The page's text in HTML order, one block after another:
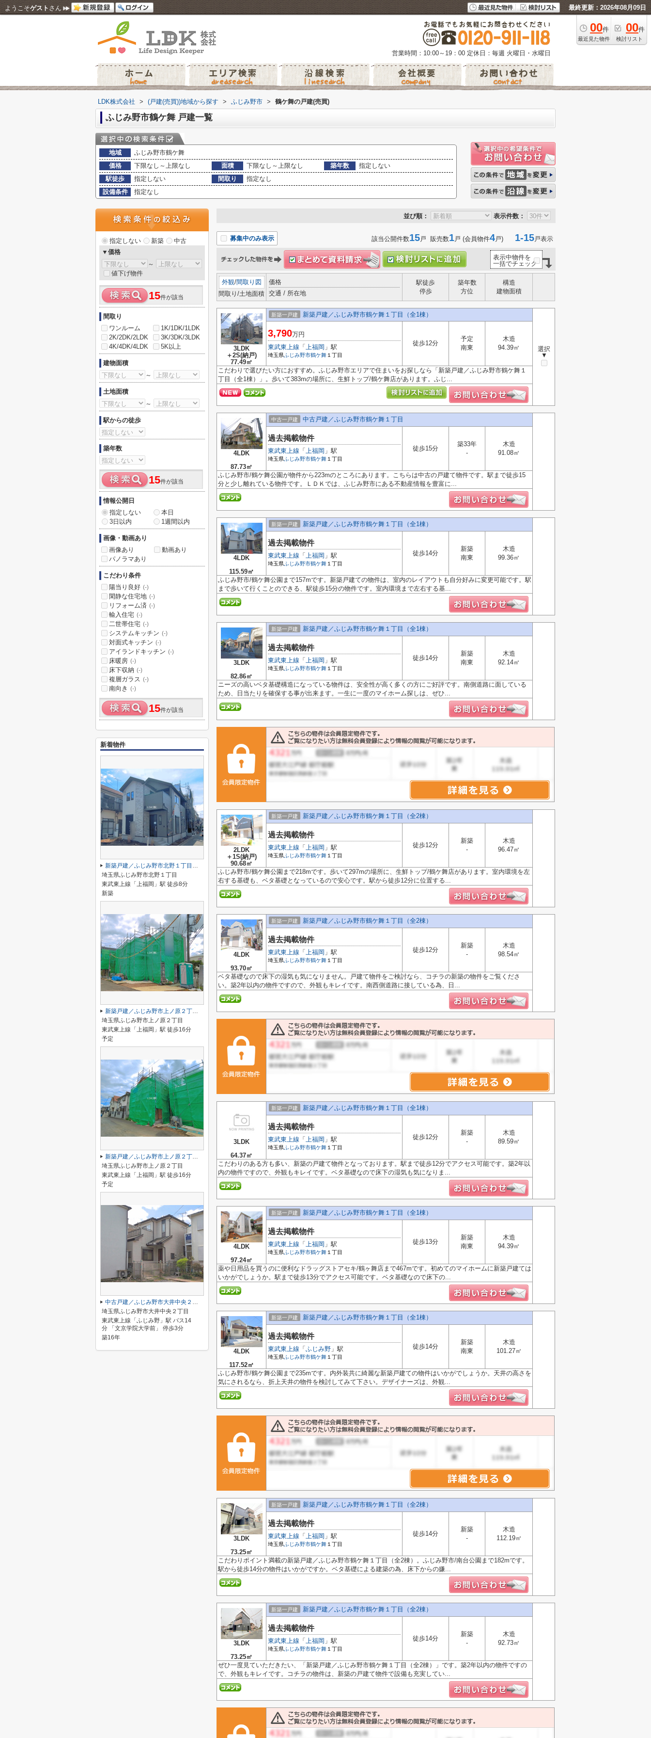
ようこそゲスト さん 最終更新：2026年08月09日
00件
最近見た物件
00件
検討リスト
営業時間：10:00～19：00 定休日：毎週 火曜日・水曜日
LDK株式会社 > (戸建(売買))地域から探す > ふじみ野市 > 鶴ケ舞の戸建(売買)
ふじみ野市鶴ケ舞 戸建一覧
地域
ふじみ野市鶴ケ舞
価格
下限なし～上限なし 面積 下限なし～上限なし 築年数
指定しない
駅徒歩
指定しない 間取り
指定なし
設備条件
指定なし
並び順： 表示件数：
募集中のみ表示 該当公開件数15戸 販売数1戸 (会員物件4戸) 1-15戸表示
表示中物件を
一括でチェック
外観/間取り図
間取り/土地面積
価格
交通 / 所在地
駅徒歩
停歩
築年数
方位
構造
建物面積
3LDK
＋2S(納戸)
77.49㎡
新築一戸建 新築戸建／ふじみ野市鶴ケ舞１丁目（全1棟）
選択
▼
3,790万円
東武東上線 「 上福岡 」駅
埼玉県ふじみ野市鶴ケ舞 １丁目
徒歩12分
予定
南東
木造
94.39㎡
こだわりで選びたい方におすすめ。ふじみ野市エリアで住まいをお探しなら「新築戸建／ふじみ野市鶴ケ舞１
丁目（全1棟）」。歩いて383mの場所に、生鮮トップ/鶴ケ舞店があります。ふじ...
4LDK
87.73㎡
中古一戸建 中古戸建／ふじみ野市鶴ケ舞１丁目
過去掲載物件
東武東上線 「 上福岡 」駅
埼玉県ふじみ野市鶴ケ舞 １丁目
徒歩15分
築33年
-
木造
91.08㎡
ふじみ野市/鶴ケ舞公園が物件から223mのところにあります。こちらは中古の戸建て物件です。駅まで徒歩15
分と少し離れている物件です。ＬＤＫでは、ふじみ野市にある不動産情報を豊富に...
4LDK
115.59㎡
新築一戸建 新築戸建／ふじみ野市鶴ケ舞１丁目（全1棟）
過去掲載物件
東武東上線 「 上福岡 」駅
埼玉県ふじみ野市鶴ケ舞 １丁目
徒歩14分
新築
南東
木造
99.36㎡
ふじみ野市/鶴ケ舞公園まで157mです。新築戸建ての物件は、室内のレイアウトも自分好みに変更可能です。駅
まで歩いて行くことのできる、駅徒歩15分の物件です。室内環境まで左右する基...
3LDK
82.86㎡
新築一戸建 新築戸建／ふじみ野市鶴ケ舞１丁目（全1棟）
過去掲載物件
東武東上線 「 上福岡 」駅
埼玉県ふじみ野市鶴ケ舞 １丁目
徒歩14分
新築
南東
木造
92.14㎡
ニーズの高いベタ基礎構造になっている物件は、安全性が高く多くの方にご好評です。南側道路に面している
ため、日当たりを確保する事が出来ます。一生に一度のマイホーム探しは、ぜひ...
2LDK
＋1S(納戸)
90.68㎡
新築一戸建 新築戸建／ふじみ野市鶴ケ舞１丁目（全2棟）
過去掲載物件
東武東上線 「 上福岡 」駅
埼玉県ふじみ野市鶴ケ舞 １丁目
徒歩12分
新築
-
木造
96.47㎡
ふじみ野市/鶴ケ舞公園まで218mです。歩いて297mの場所に、生鮮トップ/鶴ケ舞店があります。室内環境を左
右する基礎も、ベタ基礎となっているので安心です。駅から徒歩12分に位置する...
4LDK
93.70㎡
新築一戸建 新築戸建／ふじみ野市鶴ケ舞１丁目（全2棟）
過去掲載物件
東武東上線 「 上福岡 」駅
埼玉県ふじみ野市鶴ケ舞 １丁目
徒歩12分
新築
-
木造
98.54㎡
ベタ基礎なので床下の湿気も気になりません。戸建て物件をご検討なら、コチラの新築の物件をご覧くださ
い。築2年以内の物件ですので、外観もキレイです。南西側道路に接している為、日...
3LDK
64.37㎡
新築一戸建 新築戸建／ふじみ野市鶴ケ舞１丁目（全1棟）
過去掲載物件
東武東上線 「 上福岡 」駅
埼玉県ふじみ野市鶴ケ舞 １丁目
徒歩12分
新築
-
木造
89.59㎡
こだわりのある方も多い、新築の戸建て物件となっております。駅まで徒歩12分でアクセス可能です。築2年以
内の物件ですので、外観もキレイです。ベタ基礎なので床下の湿気も気になりま...
4LDK
97.24㎡
新築一戸建 新築戸建／ふじみ野市鶴ケ舞１丁目（全1棟）
過去掲載物件
東武東上線 「 上福岡 」駅
埼玉県ふじみ野市鶴ケ舞 １丁目
徒歩13分
新築
南東
木造
94.39㎡
薬や日用品を買うのに便利なドラッグストアセキ/鶴ヶ舞店まで467mです。初めてのマイホームに新築戸建ては
いかがでしょうか。駅まで徒歩13分でアクセス可能です。ベタ基礎なので床下の...
4LDK
117.52㎡
新築一戸建 新築戸建／ふじみ野市鶴ケ舞１丁目（全1棟）
過去掲載物件
東武東上線 「 ふじみ野 」駅
埼玉県ふじみ野市鶴ケ舞 １丁目
徒歩14分
新築
南東
木造
101.27㎡
ふじみ野市/鶴ケ舞公園まで235mです。内外装共に綺麗な新築戸建ての物件はいかがでしょうか。天井の高さを
気にされるなら、折上天井の物件を検討してみて下さい。デザイナーズは、外観...
3LDK
73.25㎡
新築一戸建 新築戸建／ふじみ野市鶴ケ舞１丁目（全2棟）
過去掲載物件
東武東上線 「 上福岡 」駅
埼玉県ふじみ野市鶴ケ舞 １丁目
徒歩14分
新築
-
木造
112.19㎡
こだわりポイント満載の新築戸建／ふじみ野市鶴ケ舞１丁目（全2棟）。ふじみ野市/南台公園まで182mです。
駅から徒歩14分の物件はいかがですか。ベタ基礎による建築の為、床下からの嫌...
3LDK
73.25㎡
新築一戸建 新築戸建／ふじみ野市鶴ケ舞１丁目（全2棟）
過去掲載物件
東武東上線 「 上福岡 」駅
埼玉県ふじみ野市鶴ケ舞 １丁目
徒歩14分
新築
-
木造
92.73㎡
ぜひ一度見ていただきたい、「新築戸建／ふじみ野市鶴ケ舞１丁目（全2棟）」です。築2年以内の物件ですの
で、外観もキレイです。コチラの物件は、新築の戸建て物件で設備も充実してい...
指定しない 新築
中古
▼価格
～
値下げ物件
15件が該当
間取り
ワンルーム
1K/1DK/1LDK
2K/2DK/2LDK
3K/3DK/3LDK
4K/4DK/4LDK
5K以上
建物面積
～
土地面積
～
駅からの徒歩
築年数
15件が該当
情報公開日
指定しない
本日
3日以内
1週間以内
画像・動画あり
画像あり
動画あり
パノラマあり
こだわり条件
陽当り良好 (-)
閑静な住宅地 (-)
リフォーム済 (-)
輸入住宅 (-)
二世帯住宅 (-)
システムキッチン (-)
対面式キッチン (-)
アイランドキッチン (-)
床暖房 (-)
床下収納 (-)
複層ガラス (-)
南向き (-)
15件が該当
新着物件
新築戸建／ふじみ野市北野１丁目（全1棟）
埼玉県ふじみ野市北野１丁目
東武東上線「上福岡」駅 徒歩8分
新築
新築戸建／ふじみ野市上ノ原２丁目（全2棟）
埼玉県ふじみ野市上ノ原２丁目
東武東上線「上福岡」駅 徒歩16分
予定
新築戸建／ふじみ野市上ノ原２丁目（全2棟）
埼玉県ふじみ野市上ノ原２丁目
東武東上線「上福岡」駅 徒歩16分
予定
中古戸建／ふじみ野市大井中央２丁目
埼玉県ふじみ野市大井中央２丁目
東武東上線「ふじみ野」駅 バス14
分 「文京学院大学前」 停歩3分
築16年